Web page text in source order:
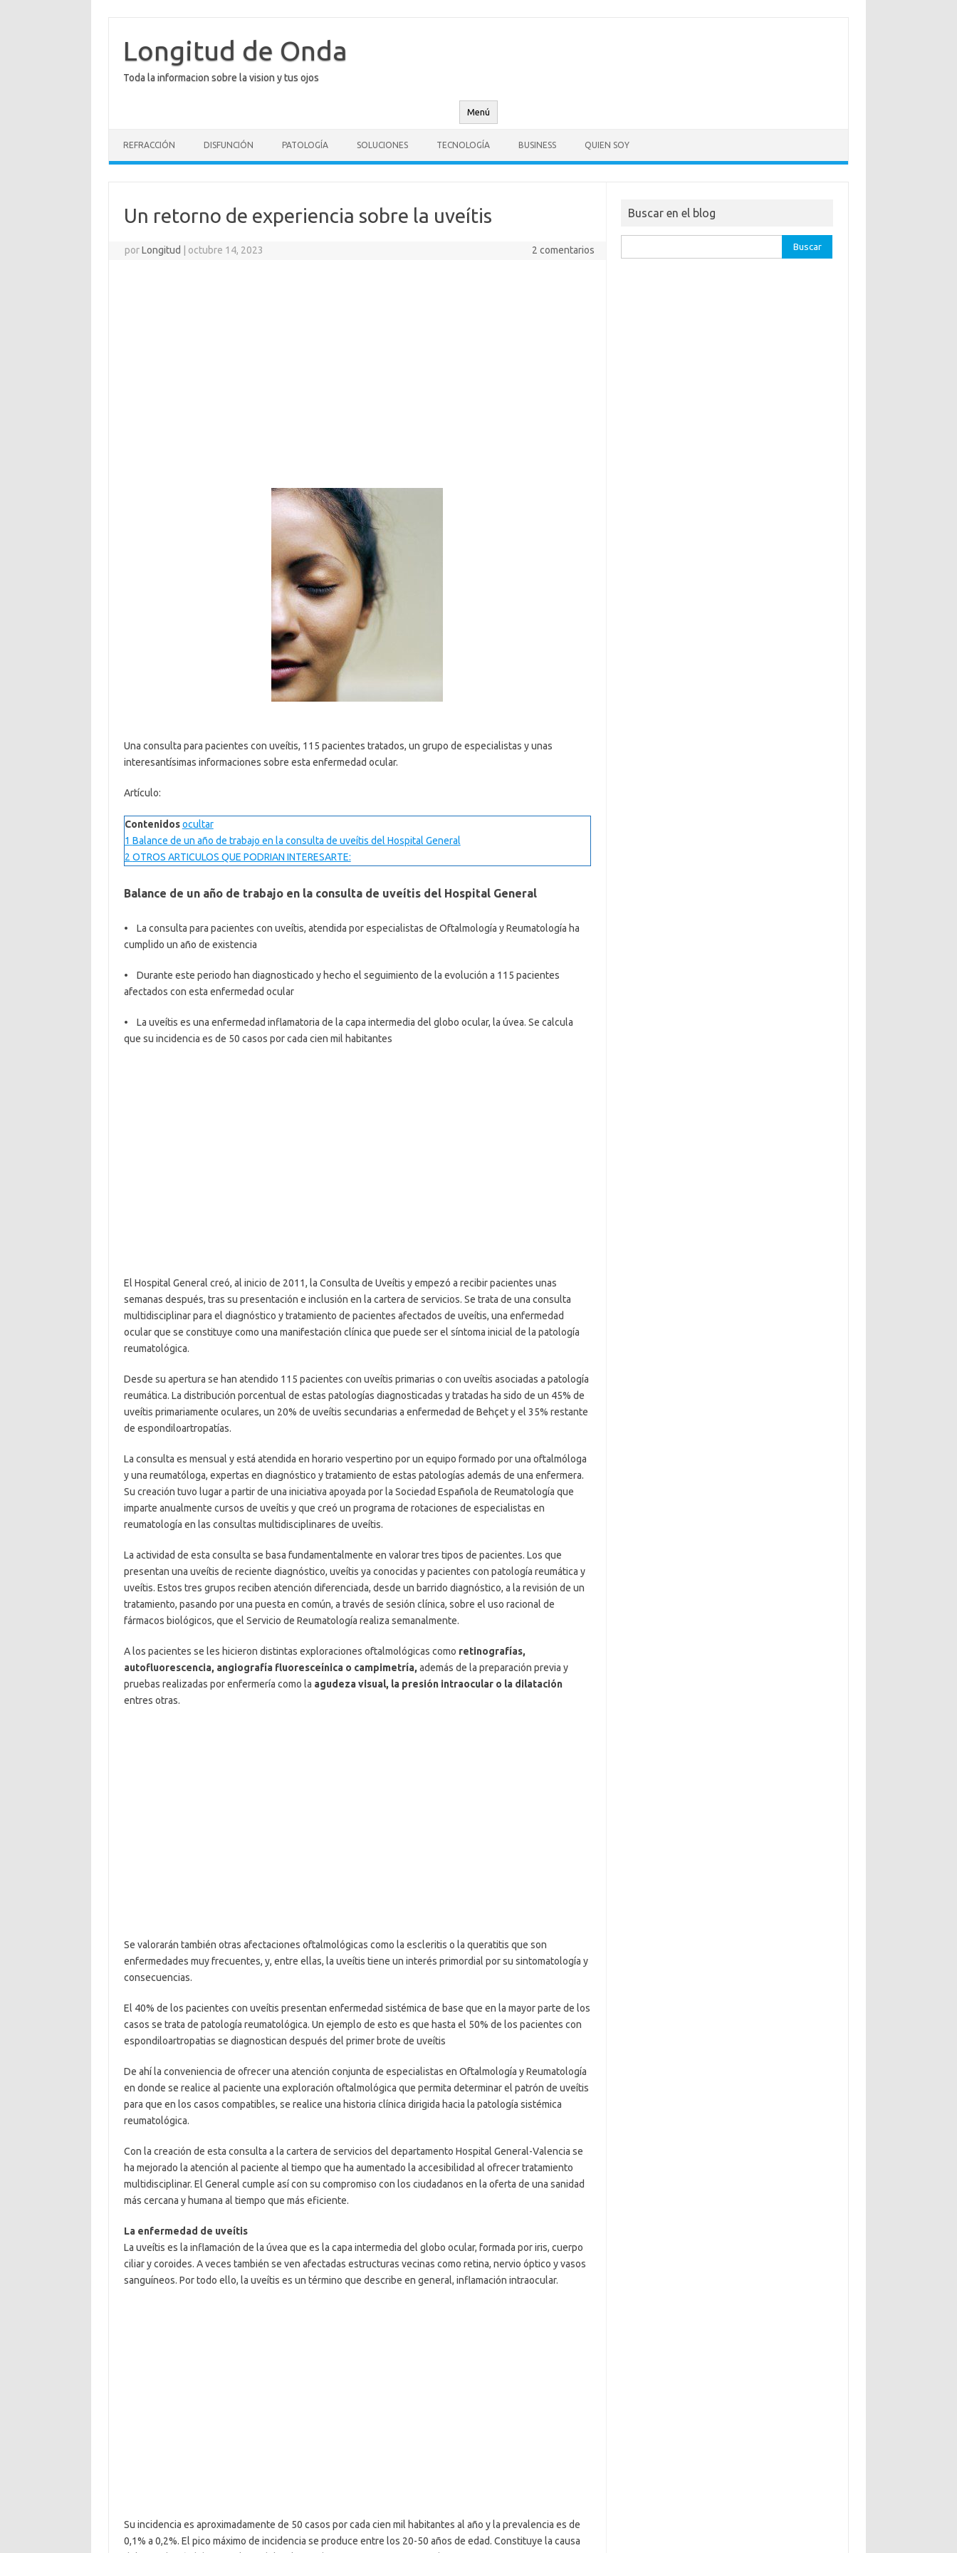
contenido
Longitud de Onda
Toda la informacion sobre la vision y tus ojos
Menú
REFRACCIÓN DISFUNCIÓN PATOLOGÍA SOLUCIONES TECNOLOGÍA BUSINESS QUIEN SOY
Un retorno de experiencia sobre la uveítis
porLongitud octubre 14, 2023 2 comentarios
Una consulta para pacientes con uveítis, 115 pacientes tratados, un grupo de especialistas y unas
interesantísimas informaciones sobre esta enfermedad ocular.
Artículo:
Contenidos ocultar
1 Balance de un año de trabajo en la consulta de uveítis del Hospital General
2 OTROS ARTICULOS QUE PODRIAN INTERESARTE:
Balance de un año de trabajo en la consulta de uveítis del Hospital General
• La consulta para pacientes con uveítis, atendida por especialistas de Oftalmología y Reumatología ha
cumplido un año de existencia
• Durante este periodo han diagnosticado y hecho el seguimiento de la evolución a 115 pacientes
afectados con esta enfermedad ocular
• La uveítis es una enfermedad inflamatoria de la capa intermedia del globo ocular, la úvea. Se calcula
que su incidencia es de 50 casos por cada cien mil habitantes
El Hospital General creó, al inicio de 2011, la Consulta de Uveítis y empezó a recibir pacientes unas
semanas después, tras su presentación e inclusión en la cartera de servicios. Se trata de una consulta
multidisciplinar para el diagnóstico y tratamiento de pacientes afectados de uveítis, una enfermedad
ocular que se constituye como una manifestación clínica que puede ser el síntoma inicial de la patología
reumatológica.
Desde su apertura se han atendido 115 pacientes con uveítis primarias o con uveítis asociadas a patología
reumática. La distribución porcentual de estas patologías diagnosticadas y tratadas ha sido de un 45% de
uveítis primariamente oculares, un 20% de uveítis secundarias a enfermedad de Behçet y el 35% restante
de espondiloartropatías.
La consulta es mensual y está atendida en horario vespertino por un equipo formado por una oftalmóloga
y una reumatóloga, expertas en diagnóstico y tratamiento de estas patologías además de una enfermera.
Su creación tuvo lugar a partir de una iniciativa apoyada por la Sociedad Española de Reumatología que
imparte anualmente cursos de uveítis y que creó un programa de rotaciones de especialistas en
reumatología en las consultas multidisciplinares de uveítis.
La actividad de esta consulta se basa fundamentalmente en valorar tres tipos de pacientes. Los que
presentan una uveítis de reciente diagnóstico, uveítis ya conocidas y pacientes con patología reumática y
uveítis. Estos tres grupos reciben atención diferenciada, desde un barrido diagnóstico, a la revisión de un
tratamiento, pasando por una puesta en común, a través de sesión clínica, sobre el uso racional de
fármacos biológicos, que el Servicio de Reumatología realiza semanalmente.
A los pacientes se les hicieron distintas exploraciones oftalmológicas como retinografías,
autofluorescencia, angiografía fluoresceínica o campimetría, además de la preparación previa y
pruebas realizadas por enfermería como la agudeza visual, la presión intraocular o la dilatación
entres otras.
Se valorarán también otras afectaciones oftalmológicas como la escleritis o la queratitis que son
enfermedades muy frecuentes, y, entre ellas, la uveítis tiene un interés primordial por su sintomatología y
consecuencias.
El 40% de los pacientes con uveítis presentan enfermedad sistémica de base que en la mayor parte de los
casos se trata de patología reumatológica. Un ejemplo de esto es que hasta el 50% de los pacientes con
espondiloartropatias se diagnostican después del primer brote de uveítis
De ahí la conveniencia de ofrecer una atención conjunta de especialistas en Oftalmología y Reumatología
en donde se realice al paciente una exploración oftalmológica que permita determinar el patrón de uveítis
para que en los casos compatibles, se realice una historia clínica dirigida hacia la patología sistémica
reumatológica.
Con la creación de esta consulta a la cartera de servicios del departamento Hospital General-Valencia se
ha mejorado la atención al paciente al tiempo que ha aumentado la accesibilidad al ofrecer tratamiento
multidisciplinar. El General cumple así con su compromiso con los ciudadanos en la oferta de una sanidad
más cercana y humana al tiempo que más eficiente.
La enfermedad de uveítis
La uveítis es la inflamación de la úvea que es la capa intermedia del globo ocular, formada por iris, cuerpo
ciliar y coroides. A veces también se ven afectadas estructuras vecinas como retina, nervio óptico y vasos
sanguíneos. Por todo ello, la uveítis es un término que describe en general, inflamación intraocular.
Su incidencia es aproximadamente de 50 casos por cada cien mil habitantes al año y la prevalencia es de
0,1% a 0,2%. El pico máximo de incidencia se produce entre los 20-50 años de edad. Constituye la causa
Buscar en el blog